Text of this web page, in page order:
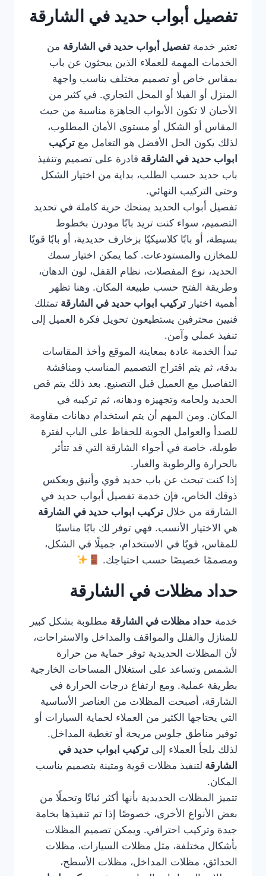
تفصيل أبواب حديد في الشارقة
تعتبر خدمة تفصيل أبواب حديد في الشارقة من
الخدمات المهمة للعملاء الذين يبحثون عن باب
بمقاس خاص أو تصميم مختلف يناسب واجهة
المنزل أو الفيلا أو المحل التجاري. في كثير من
الأحيان لا تكون الأبواب الجاهزة مناسبة من حيث
المقاس أو الشكل أو مستوى الأمان المطلوب،
لذلك يكون الحل الأفضل هو التعامل مع تركيب
ابواب حديد في الشارقة قادرة على تصميم وتنفيذ
باب حديد حسب الطلب، بداية من اختيار الشكل
وحتى التركيب النهائي.
تفصيل أبواب الحديد يمنحك حرية كاملة في تحديد
التصميم، سواء كنت تريد بابًا مودرن بخطوط
بسيطة، أو بابًا كلاسيكيًا بزخارف حديدية، أو بابًا قويًا
للمخازن والمستودعات. كما يمكن اختيار سمك
الحديد، نوع المفصلات، نظام القفل، لون الدهان،
وطريقة الفتح حسب طبيعة المكان. وهنا تظهر
أهمية اختيار تركيب ابواب حديد في الشارقة تمتلك
فنيين محترفين يستطيعون تحويل فكرة العميل إلى
تنفيذ عملي وآمن.
تبدأ الخدمة عادة بمعاينة الموقع وأخذ المقاسات
بدقة، ثم يتم اقتراح التصميم المناسب ومناقشة
التفاصيل مع العميل قبل التصنيع. بعد ذلك يتم قص
الحديد ولحامه وتجهيزه ودهانه، ثم تركيبه في
المكان. ومن المهم أن يتم استخدام دهانات مقاومة
للصدأ والعوامل الجوية للحفاظ على الباب لفترة
طويلة، خاصة في أجواء الشارقة التي قد تتأثر
بالحرارة والرطوبة والغبار.
إذا كنت تبحث عن باب حديد قوي وأنيق ويعكس
ذوقك الخاص، فإن خدمة تفصيل أبواب حديد في
الشارقة من خلال تركيب ابواب حديد في الشارقة
هي الاختيار الأنسب. فهي توفر لك بابًا مناسبًا
للمقاس، قويًا في الاستخدام، جميلًا في الشكل،
ومصممًا خصيصًا حسب احتياجك.
حداد مظلات في الشارقة
خدمة حداد مظلات في الشارقة مطلوبة بشكل كبير
للمنازل والفلل والمواقف والمداخل والاستراحات،
لأن المظلات الحديدية توفر حماية من حرارة
الشمس وتساعد على استغلال المساحات الخارجية
بطريقة عملية. ومع ارتفاع درجات الحرارة في
الشارقة، أصبحت المظلات من العناصر الأساسية
التي يحتاجها الكثير من العملاء لحماية السيارات أو
توفير مناطق جلوس مريحة أو تغطية المداخل.
لذلك يلجأ العملاء إلى تركيب ابواب حديد في
الشارقة لتنفيذ مظلات قوية ومتينة بتصميم يناسب
المكان.
تتميز المظلات الحديدية بأنها أكثر ثباتًا وتحملًا من
بعض الأنواع الأخرى، خصوصًا إذا تم تنفيذها بخامة
جيدة وتركيب احترافي. ويمكن تصميم المظلات
بأشكال مختلفة، مثل مظلات السيارات، مظلات
الحدائق، مظلات المداخل، مظلات الأسطح،